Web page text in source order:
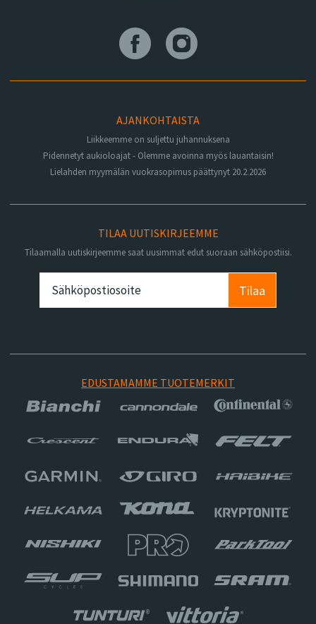
AJANKOHTAISTA
Liikkeemme on suljettu juhannuksena
Pidennetyt aukioloajat - Olemme avoinna myös lauantaisin!
Lielahden myymälän vuokrasopimus päättynyt 20.2.2026
TILAA UUTISKIRJEEMME
Tilaamalla uutiskirjeemme saat uusimmat edut suoraan sähköpostiisi.
Tilaa
EDUSTAMAMME TUOTEMERKIT